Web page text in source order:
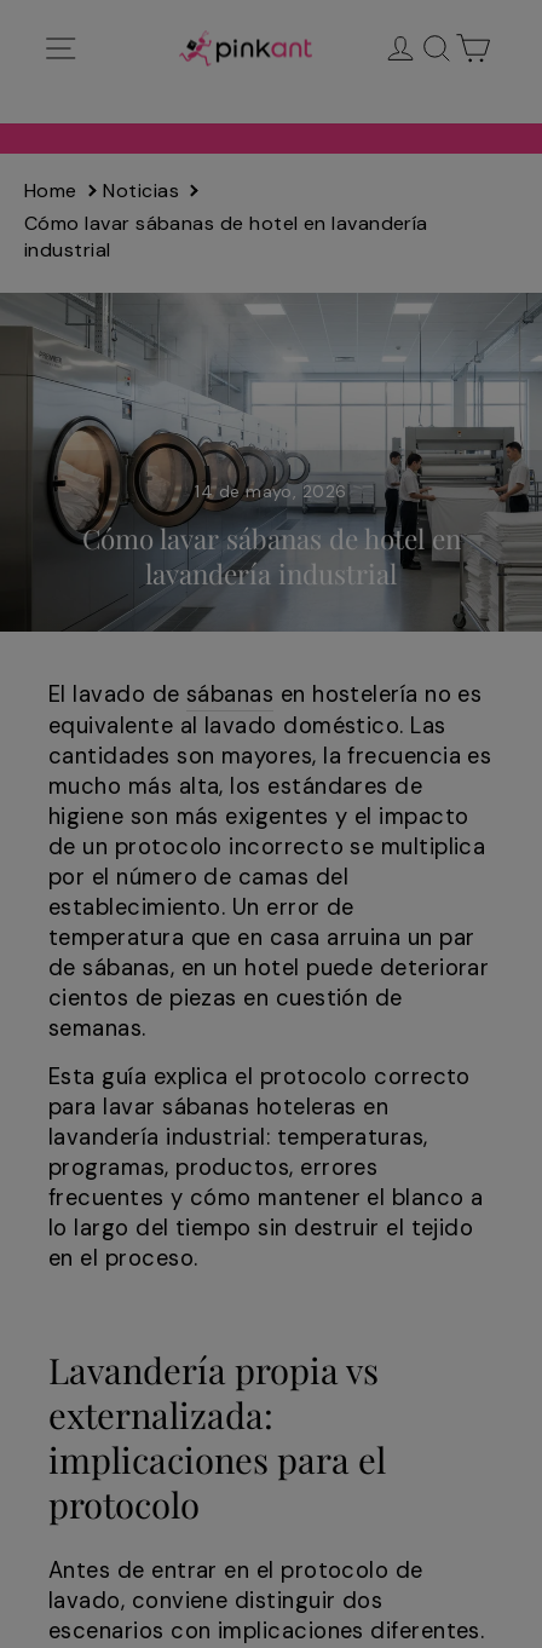
directamente
Ingresar
Buscar
Home
Noticias
Cómo lavar sábanas de hotel en lavandería
industrial
14 de mayo, 2026
Cómo lavar sábanas de hotel en
lavandería industrial
El lavado de sábanas en hostelería no es
equivalente al lavado doméstico. Las
cantidades son mayores, la frecuencia es
mucho más alta, los estándares de
higiene son más exigentes y el impacto
de un protocolo incorrecto se multiplica
por el número de camas del
establecimiento. Un error de
temperatura que en casa arruina un par
de sábanas, en un hotel puede deteriorar
cientos de piezas en cuestión de
semanas.
Esta guía explica el protocolo correcto
para lavar sábanas hoteleras en
lavandería industrial: temperaturas,
programas, productos, errores
frecuentes y cómo mantener el blanco a
lo largo del tiempo sin destruir el tejido
en el proceso.
Lavandería propia vs
externalizada:
implicaciones para el
protocolo
Antes de entrar en el protocolo de
lavado, conviene distinguir dos
escenarios con implicaciones diferentes.